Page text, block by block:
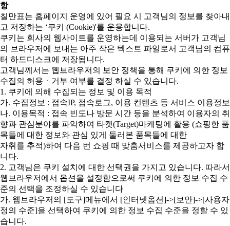
항
칠만표는 홈페이지 운영에 있어 필요 시 고객님의 정보를 찾아내
고 저장하는 ‘쿠키 (Cookie)'를 운용합니다.
쿠키는 회사의 웹사이트를 운영하는데 이용되는 서버가 고객님
의 브라우저에 보내는 아주 작은 텍스트 파일로서 고객님의 컴퓨
터 하드디스크에 저장됩니다.
고객님께서는 웹브라우저의 보안 정책을 통해 쿠키에 의한 정보
수집의 허용ㆍ거부 여부를 결정 하실 수 있습니다.
1. 쿠키에 의해 수집되는 정보 및 이용 목적
가. 수집정보 : 접속IP, 접속로그, 이용 컨텐츠 등 서비스 이용정보
나. 이용목적 : 접속 빈도나 방문 시간 등을 분석하여 이용자의 취
향과 관심분야를 파악하여 타켓(Target)마케팅에 활용 (쇼핑한 품
목들에 대한 정보와 관심 있게 둘러본 품목들에 대한
자취를 추적)하여 다음 번 쇼핑 때 맞춤서비스를 제공하고자 합
니다.
2. 고객님은 쿠키 설치에 대한 선택권을 가지고 있습니다. 따라서
웹브라우저에서 옵션을 설정함으로써 쿠키에 의한 정보 수집 수
준의 선택을 조정하실 수 있습니다
가. 웹브라우저의 [도구]메뉴에서 [인터넷옵션]->[보안]->[사용자
정의 수준]을 선택하여 쿠키에 의한 정보 수집 수준을 정할 수 있
습니다.